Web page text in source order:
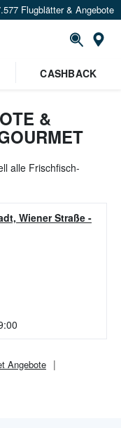
Flugblätter & Angebote
CASHBACK
&
alle Frischfisch-
Wiener Straße -
Angebote